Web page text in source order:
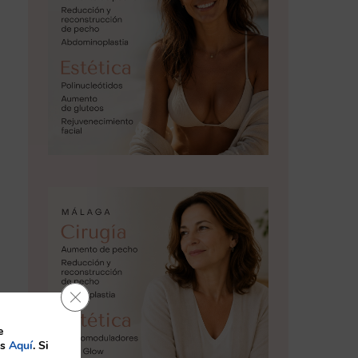
Aquí. Si
Cerrar el banner de cookies RGPD